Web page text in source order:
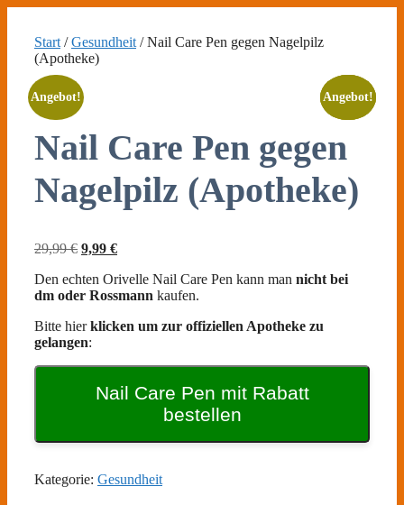
springen
Start /Gesundheit / Nail Care Pen gegen Nagelpilz
(Apotheke)
Angebot!
Nail Care Pen gegen
Nagelpilz (Apotheke)
29,99€ Ursprünglicher
war:
29,99 €
9,99 €Aktueller
ist:
9,99 €.
Den echten Orivelle Nail Care Pen kann man nicht bei
dm oder Rossmann kaufen.
Bitte hierklicken um zur offiziellen Apotheke zu
gelangen:
Nail Care Pen mit Rabatt
bestellen
Kategorie: Gesundheit
Angebot!
Angebot!
Angebot!